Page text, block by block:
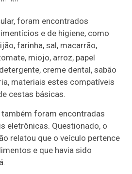
foram encontrados
e de higiene, como
farinha, sal, macarrão,
miojo, arroz, papel
creme dental, sabão
materiais estes compatíveis
cestas básicas.
foram encontradas
eletrônicas. Questionado, o
relatou que o veículo pertence
e que havia sido